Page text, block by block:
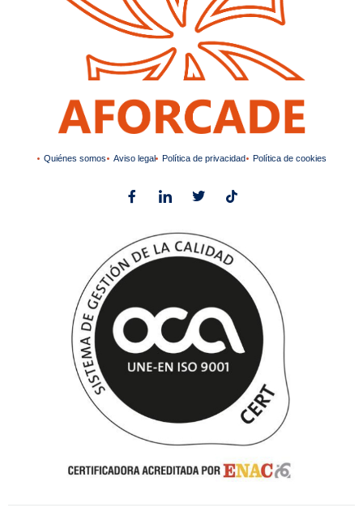
Quiénes somos Aviso legal Política de privacidad Política de cookies